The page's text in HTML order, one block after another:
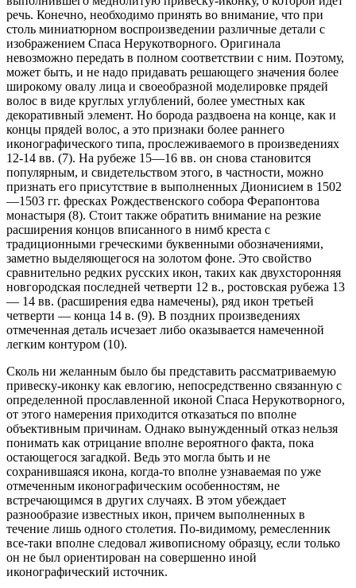
речь. Конечно, необходимо принять во внимание, что при
столь миниатюрном воспроизведении различные детали с
изо6ражением Спаса Нерукотворного. Оригинала
невозможно передать в полном соответствии с ним. Поэтому,
может быть, и не надо придавать решающего значения более
широкому овалу лица и своеобразной моделировке прядей
волос в виде круглых углублений, более уместных как
декоративный элемент. Но борода раздвоена на конце, как и
концы прядей волос, а это признаки более раннего
иконографического типа, прослеживаемого в произведениях
12-14 вв. (7). На рубеже 15—16 вв. он снова становится
популярным, и свидетельством этого, в частности, можно
признать его присутствие в выполненных Дионисием в 1502
—1503 гг. фресках Рождественского собора Ферапонтова
монастыря (8). Стоит также обратить внимание на резкие
расширения концов вписанного в нимб креста с
традиционными греческими буквенными обозначениями,
заметно выделяющегося на золотом фоне. Это свойство
сравнительно редких русских икон, таких как двухсторонняя
новгородская последней четверти 12 в., ростовская рубежа 13
— 14 вв. (расширения едва намечены), ряд икон третьей
четверти — конца 14 в. (9). В поздних произведениях
отмеченная деталь исчезает либо оказывается намеченной
легким контуром (10).
Сколь ни желанным было бы представить рассматриваемую
привеску-иконку как евлогию, непосредственно связанную с
определенной прославленной иконой Спаса Нерукотворного,
от этого намерения приходится отказаться по вполне
объективным причинам. Однако вынужденный отказ нельзя
понимать как отрицание вполне вероятного факта, пока
остающегося загадкой. Ведь это могла быть и не
сохранившаяся икона, когда-то вполне узнаваемая по уже
отмеченным иконографическим особенностям, не
встречающимся в других случаях. В этом убеждает
разнообразие известных икон, причем выполненных в
течение лишь одного столетия. По-видимому, ремесленник
все-таки вполне следовал живописному образцу, если только
он не был ориентирован на совершенно иной
иконографический источник.